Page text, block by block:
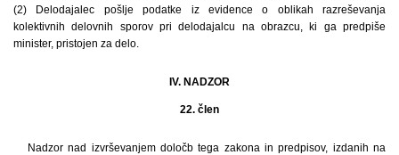
(2) Delodajalec pošlje podatke iz evidence o oblikah razreševanja
kolektivnih delovnih sporov pri delodajalcu na obrazcu, ki ga predpiše
minister, pristojen za delo.
IV. NADZOR
22. člen
Nadzor nad izvrševanjem določb tega zakona in predpisov, izdanih na